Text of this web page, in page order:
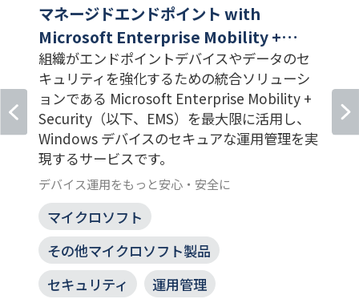
マネージドエンドポイント with
Microsoft Enterprise Mobility +
Security
組織がエンドポイントデバイスやデータのセ
キュリティを強化するための統合ソリューシ
ョンである Microsoft Enterprise Mobility +
Security（以下、EMS）を最大限に活用し、
Windows デバイスのセキュアな運用管理を実
現するサービスです。
デバイス運用をもっと安心・安全に
マイクロソフト
その他マイクロソフト製品
セキュリティ
運用管理